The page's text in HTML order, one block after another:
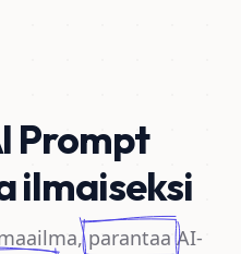
Prompt
ilmaiseksi
parantaa AI-